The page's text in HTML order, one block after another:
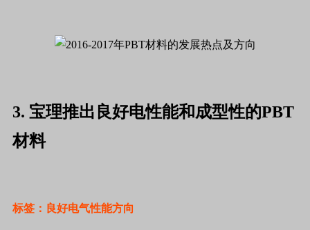
3. 宝理推出良好电性能和成型性的PBT
材料
标签：良好电气性能方向